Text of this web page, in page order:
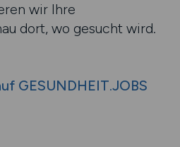
wir Ihre
dort, wo gesucht wird.
GESUNDHEIT.JOBS